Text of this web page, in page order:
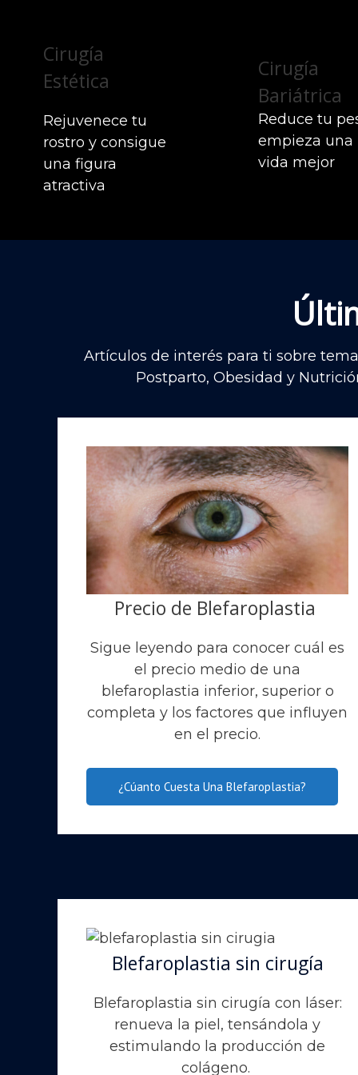
Cirugía
Estética
Rejuvenece tu
rostro y consigue
una figura
atractiva
Cirugía
Bariátrica
Reduce tu
empieza una
vida mejor
Artículos de interés para ti sobre
Postparto, Obesidad y
Precio de Blefaroplastia
Sigue leyendo para conocer cuál es
el precio medio de una
blefaroplastia inferior, superior o
completa y los factores que influyen
en el precio.
¿Cúanto Cuesta Una Blefaroplastia?
Blefaroplastia sin cirugía
Blefaroplastia sin cirugía con láser:
renueva la piel, tensándola y
estimulando la producción de
colágeno.